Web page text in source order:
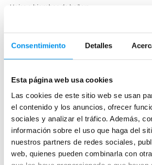
Consentimiento Detalles
Esta página web usa cookies
Las cookies de este sitio web se usan
el contenido y los anuncios, ofrecer
sociales y analizar el tráfico. Además,
información sobre el uso que haga del
nuestros partners de redes sociales,
web, quienes pueden combinarla con
Hojas o biombos de bañera
Mamparas de bañera sin perfilería
Mamparas de ducha
Frontales
Mamparas cuadradas
Mamparas rectangulares
Fijos y paneles de ducha